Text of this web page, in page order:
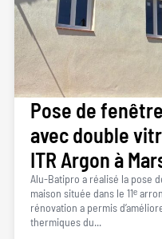
Pose de
avec double
ITR Argon à
Alu-Batipro a réalisé la pose
maison située dans le 11ᵉ
rénovation a permis
thermiques du...